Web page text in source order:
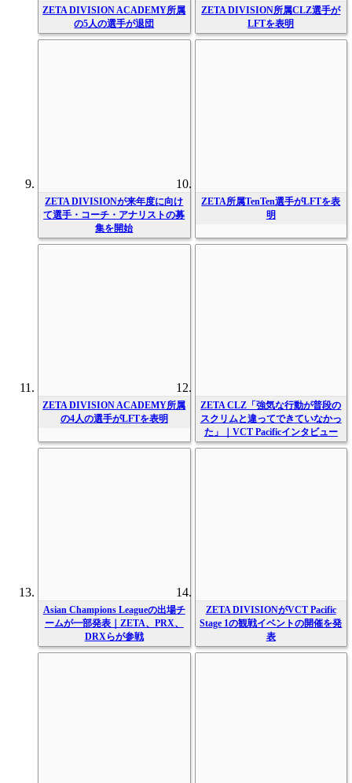
ZETA DIVISION ACADEMY所属
の5人の選手が退団
ZETA DIVISION所属CLZ選手が
LFTを表明
ZETA DIVISIONが来年度に向け
て選手・コーチ・アナリストの募
集を開始
ZETA所属TenTen選手がLFTを表
明
ZETA DIVISION ACADEMY所属
の4人の選手がLFTを表明
ZETA CLZ「強気な行動が普段の
スクリムと違ってできていなかっ
た」｜VCT Pacificインタビュー
Asian Champions Leagueの出場チ
ームが一部発表｜ZETA、PRX、
DRXらが参戦
ZETA DIVISIONがVCT Pacific
Stage 1の観戦イベントの開催を発
表